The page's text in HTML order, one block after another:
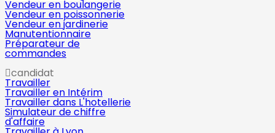
Vendeur en boulangerie
Vendeur en poissonnerie
Vendeur en jardinerie
Manutentionnaire
Préparateur de
commandes
candidat
Travailler
Travailler en Intérim
Travailler dans L'hotellerie
Simulateur de chiffre
d'affaire